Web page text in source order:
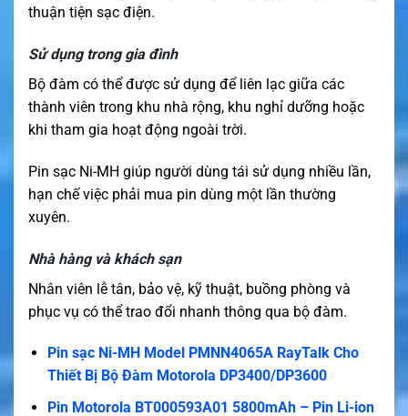
thuận tiện sạc điện.
Sử dụng trong gia đình
Bộ đàm có thể được sử dụng để liên lạc giữa các
thành viên trong khu nhà rộng, khu nghỉ dưỡng hoặc
khi tham gia hoạt động ngoài trời.
Pin sạc Ni-MH giúp người dùng tái sử dụng nhiều lần,
hạn chế việc phải mua pin dùng một lần thường
xuyên.
Nhà hàng và khách sạn
Nhân viên lễ tân, bảo vệ, kỹ thuật, buồng phòng và
phục vụ có thể trao đổi nhanh thông qua bộ đàm.
Pin sạc Ni-MH Model PMNN4065A RayTalk Cho
Thiết Bị Bộ Đàm Motorola DP3400/DP3600
Pin Motorola BT000593A01 5800mAh – Pin Li-ion